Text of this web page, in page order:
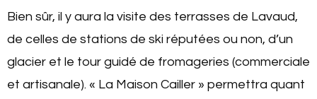
Bien sûr, il y aura la visite des terrasses de Lavaud,
de celles de stations de ski réputées ou non, d’un
glacier et le tour guidé de fromageries (commerciale
et artisanale). « La Maison Cailler » permettra quant